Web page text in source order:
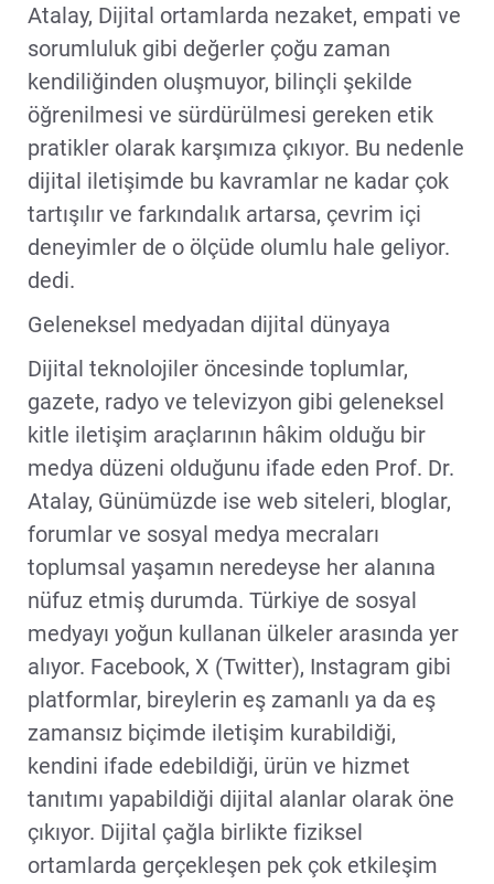
Atalay, Dijital ortamlarda nezaket, empati ve
sorumluluk gibi değerler çoğu zaman
kendiliğinden oluşmuyor, bilinçli şekilde
öğrenilmesi ve sürdürülmesi gereken etik
pratikler olarak karşımıza çıkıyor. Bu nedenle
dijital iletişimde bu kavramlar ne kadar çok
tartışılır ve farkındalık artarsa, çevrim içi
deneyimler de o ölçüde olumlu hale geliyor.
dedi.
Geleneksel medyadan dijital dünyaya
Dijital teknolojiler öncesinde toplumlar,
gazete, radyo ve televizyon gibi geleneksel
kitle iletişim araçlarının hâkim olduğu bir
medya düzeni olduğunu ifade eden Prof. Dr.
Atalay, Günümüzde ise web siteleri, bloglar,
forumlar ve sosyal medya mecraları
toplumsal yaşamın neredeyse her alanına
nüfuz etmiş durumda. Türkiye de sosyal
medyayı yoğun kullanan ülkeler arasında yer
alıyor. Facebook, X (Twitter), Instagram gibi
platformlar, bireylerin eş zamanlı ya da eş
zamansız biçimde iletişim kurabildiği,
kendini ifade edebildiği, ürün ve hizmet
tanıtımı yapabildiği dijital alanlar olarak öne
çıkıyor. Dijital çağla birlikte fiziksel
ortamlarda gerçekleşen pek çok etkileşim